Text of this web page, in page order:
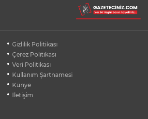
Gizlilik Politikası
Çerez Politikası
Veri Politikası
Kullanım Şartnamesi
Künye
İletişim